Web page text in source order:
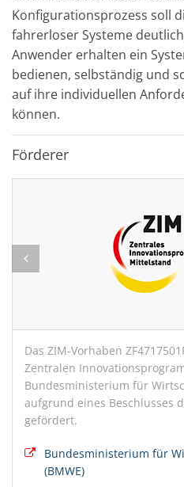
Konfigurationsprozess soll
fahrerloser Systeme
Anwender erhalten ein
bedienen, selbständig und
auf ihre individuellen
können.
Förderer
Das ZIM-Vorhaben
Zentralen
Bundesministerium für
aufgrund eines Beschlusses
gefördert.
Bundesministerium für
(BMWE)